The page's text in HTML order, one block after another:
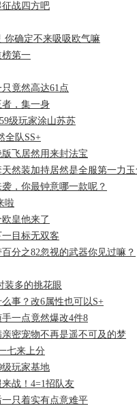
战四方吧
你确定不来吸吸欧气嘛
榜第一
竟然高达61点
，集一身
级玩家涂山苏苏
全队SS+
飞居然用来封法宝
然装加持居然是全服第一力
，你最钟意哪一款呢？
啦
皇他来了
目标无双客
分之82忽视的武器你见过嘛？
装多的挑花眼
事？改6属性也可以S+
一点竟然爆改4件8
密宠物不再是遥不可及的梦
七来上分
玩家基地
战！4=1招队友
只着实有点意难平